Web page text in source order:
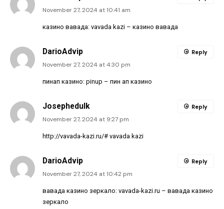
November 27, 2024 at 10:41 am
казино вавада: vavada kazi – казино вавада
DarioAdvip
November 27, 2024 at 4:30 pm
пинап казино: pinup – пин ап казино
Reply
Josephedulk
November 27, 2024 at 9:27 pm
http://vavada-kazi.ru/# vavada kazi
Reply
DarioAdvip
November 27, 2024 at 10:42 pm
вавада казино зеркало: vavada-kazi.ru – вавада казино
зеркало
Reply